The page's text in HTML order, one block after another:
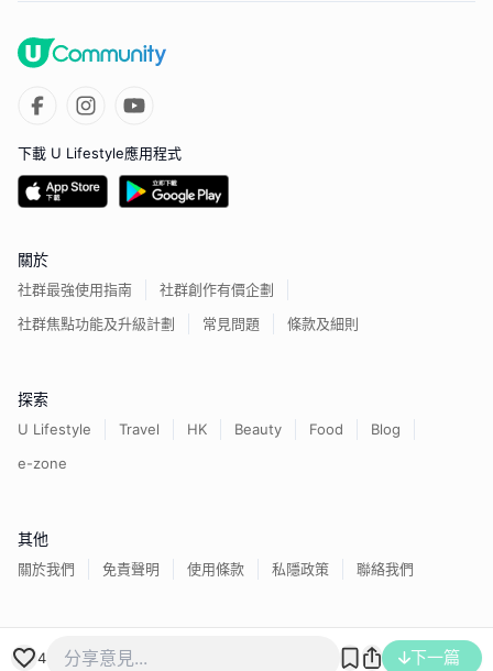
4 下一篇
下載 U Lifestyle應用程式
關於
社群最強使用指南
社群創作有價企劃
社群焦點功能及升級計劃
常見問題 條款及細則
探索
U Lifestyle Travel HK Beauty Food
Blog
e-zone
其他
關於我們 免責聲明 使用條款 私隱政策 聯絡我們
香港經濟日報版權所有©